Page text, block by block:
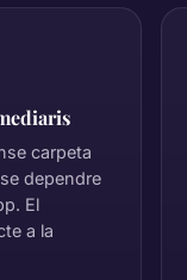
carpeta
dependre
El
a la